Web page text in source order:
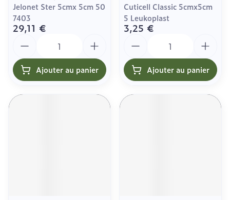
Jelonet Ster 5cmx 5cm 50
7403
29,11 €
Ajouter au panier
Cuticell Classic 5cmx5cm
5 Leukoplast
3,25 €
Ajouter au panier